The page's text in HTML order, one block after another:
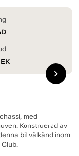
med
Konstruerad av
bil välkänd inom
chevron_right